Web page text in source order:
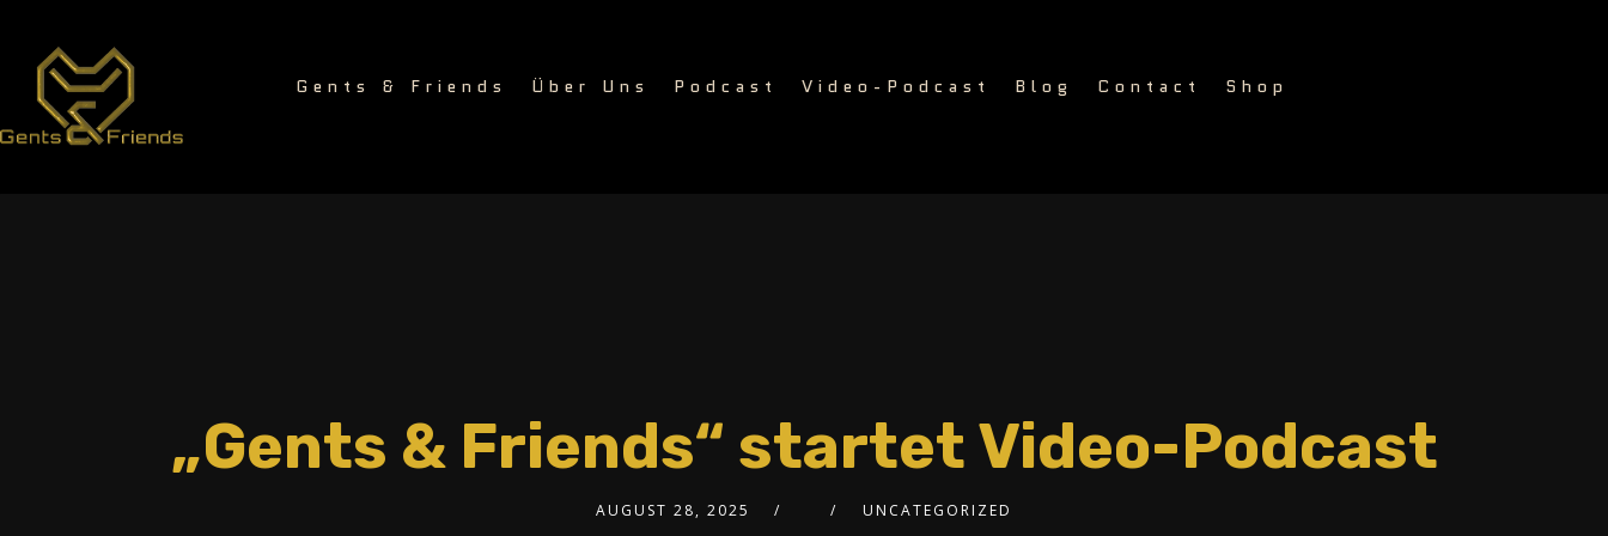
Gents & Friends Über Uns Podcast Video-Podcast Blog Contact Shop
„Gents & Friends“ startet Video-Podcast
AUGUST 28, 2025 UNCATEGORIZED